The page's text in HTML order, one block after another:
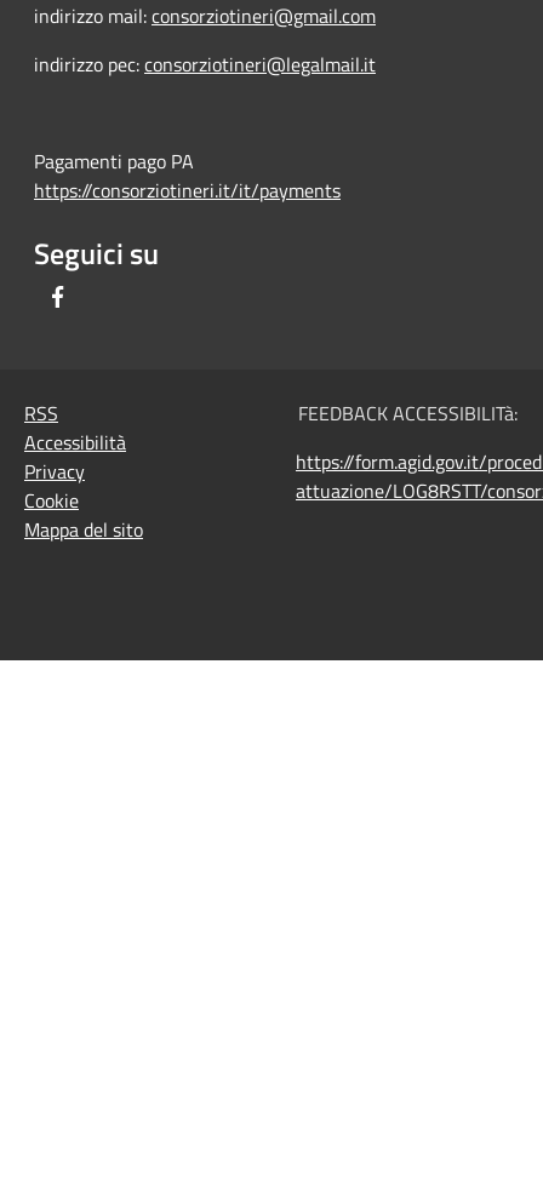
indirizzo mail:consorziotineri@gmail.com
indirizzo pec:consorziotineri@legalmail.it
Pagamenti pago PA
https://consorziotineri.it/it/payments
Seguici su
RSS
Accessibilità
Privacy
Cookie
Mappa del sito
FEEDBACK ACCESSIBILITà:
https://form.agid.gov.it/
attuazione/LOG8RSTT/